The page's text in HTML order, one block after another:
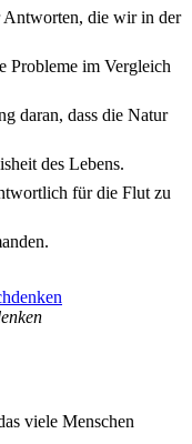
Antwor­ten, die wir in der
Proble­me im Vergleich
daran, dass die Natur
des Lebens.
für die Flut zu
viele Menschen